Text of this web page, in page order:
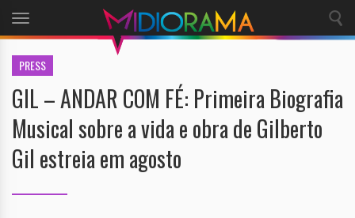
Toggle
navigation
PRESS
GIL – ANDAR COM FÉ: Primeira Biografia
Musical sobre a vida e obra de Gilberto
Gil estreia em agosto